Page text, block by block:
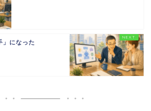
」になった